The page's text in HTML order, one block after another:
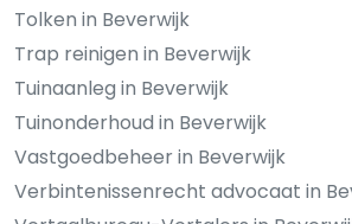
Tolken in Beverwijk
Trap reinigen in Beverwijk
Tuinaanleg in Beverwijk
Tuinonderhoud in Beverwijk
Vastgoedbeheer in Beverwijk
Verbintenissenrecht advocaat in